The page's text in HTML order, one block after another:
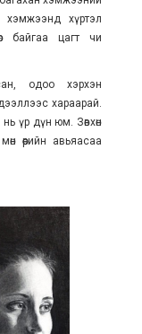
хэмжээнд хүртэл
байгаа цагт чи
одоо хэрхэн
хараарай.
нь үр дүн юм. Зөвхөн
өөрийн авьяасаа